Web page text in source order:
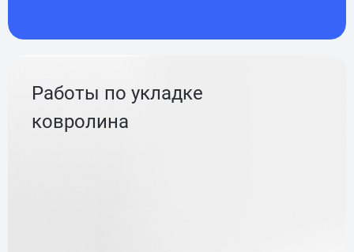
Работы по укладке
ковролина